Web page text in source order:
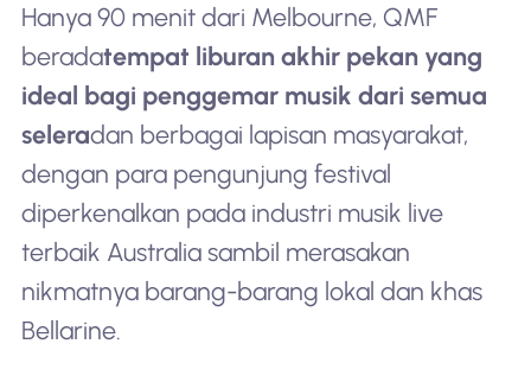
Hanya 90 menit dari Melbourne, QMF
beradatempat liburan akhir pekan yang
ideal bagi penggemar musik dari semua
seleradan berbagai lapisan masyarakat,
dengan para pengunjung festival
diperkenalkan pada industri musik live
terbaik Australia sambil merasakan
nikmatnya barang-barang lokal dan khas
Bellarine.